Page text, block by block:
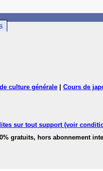
culture générale Cours de
sur tout support (voir
gratuits, hors abonnement